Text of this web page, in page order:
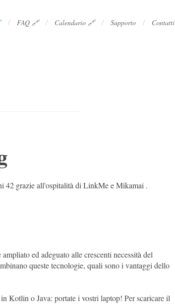
/ FAQ 🔗 / Calendario 🔗 / Supporto / Contatti
42 grazie all'ospitalità di LinkMe e Mikamai .
ed adeguato alle crescenti necessità del
queste tecnologie, quali sono i vantaggi dello
Kotlin o Java: portate i vostri laptop! Per scaricare il